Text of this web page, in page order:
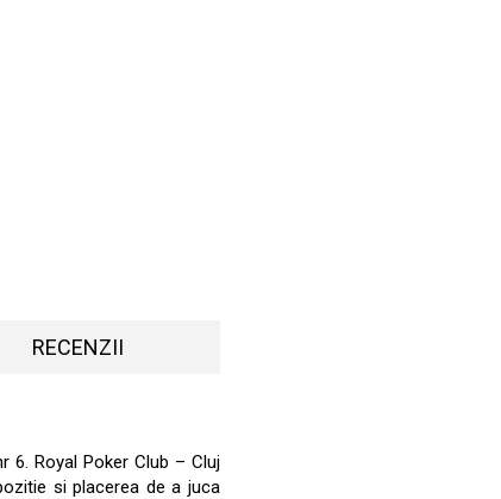
RECENZII
6. Royal Poker Club – Cluj
si placerea de a juca